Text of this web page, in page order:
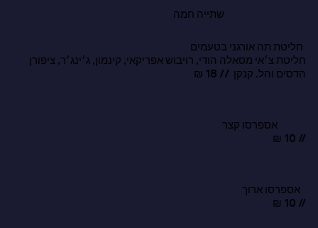
שתייה חמה
אספרסו ארוך
// 10 ₪
אספרסו קצר
// 10 ₪
חליטת תה אורגני בטעמים
חליטת צ׳אי מסאלה הודי, רויבוש אפריקאי, קינמון, ג׳ינג׳ר, ציפורן
הדסים והל. קנקן // 18 ₪